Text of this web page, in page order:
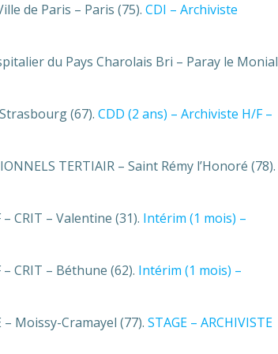
de Paris – Paris (75). CDI – Archiviste
du Pays Charolais Bri – Paray le Monial
(67). CDD (2 ans) – Archiviste H/F –
TERTIAIR – Saint Rémy l’Honoré (78).
CRIT – Valentine (31). Intérim (1 mois) –
CRIT – Béthune (62). Intérim (1 mois) –
– Moissy-Cramayel (77). STAGE – ARCHIVISTE